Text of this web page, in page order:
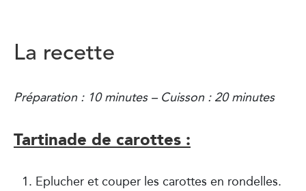
La recette
Préparation : 10 minutes –Cuisson : 20 minutes
Tartinade de carottes :
Eplucher et couper les carottes en rondelles.